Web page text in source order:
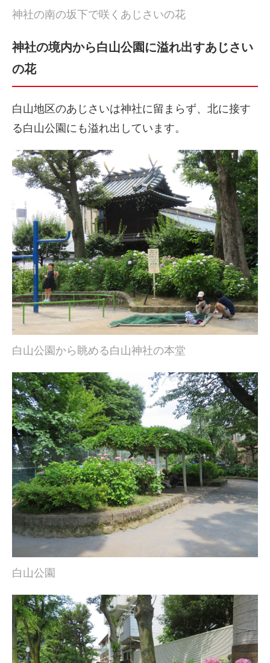
神社の南の坂下で咲くあじさいの花
神社の境内から白山公園に溢れ出すあじさい
の花
白山地区のあじさいは神社に留まらず、北に接す
る白山公園にも溢れ出しています。
白山公園から眺める白山神社の本堂
白山公園